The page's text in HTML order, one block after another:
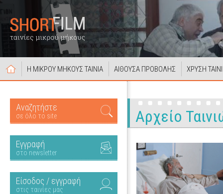
Η ΜΙΚΡΟΥ ΜΗΚΟΥΣ ΤΑΙΝΙΑ ΑΙΘΟΥΣΑ ΠΡΟΒΟΛΗΣ ΧΡΥΣΗ
Αναζητήστε
σε όλο το site
Εγγραφή
στο newsletter
Είσοδος / εγγραφή
στις ταινίες μας
Αρχείο